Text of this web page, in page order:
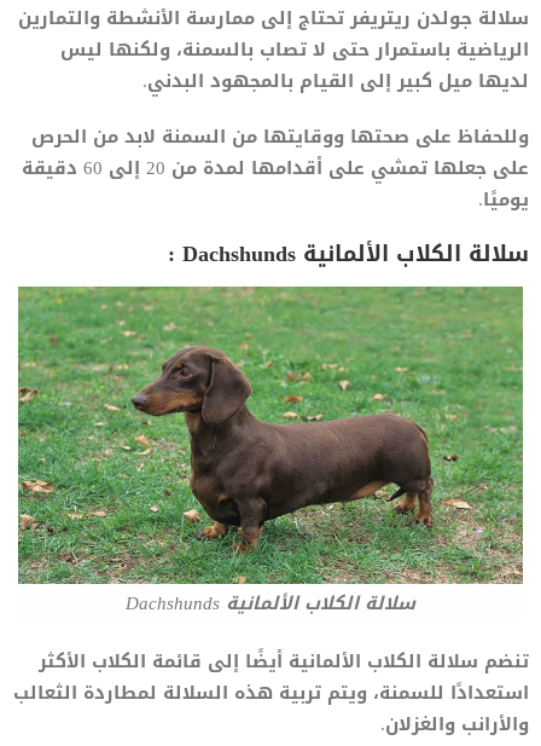
سلالة جولدن ريتريفر تحتاج إلى ممارسة الأنشطة والتمارين
الرياضية باستمرار حتى لا تصاب بالسمنة، ولكنها ليس
لديها ميل كبير إلى القيام بالمجهود البدني.
وللحفاظ على صحتها ووقايتها من السمنة لابد من الحرص
على جعلها تمشي على أقدامها لمدة من 20 إلى 60 دقيقة
يوميًا.
سلالة الكلاب الألمانية Dachshunds :
سلالة الكلاب الألمانية Dachshunds
تنضم سلالة الكلاب الألمانية أيضًا إلى قائمة الكلاب الأكثر
استعدادًا للسمنة، ويتم تربية هذه السلالة لمطاردة الثعالب
والأرانب والغزلان.